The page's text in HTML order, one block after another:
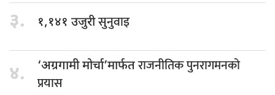
३. १,१४१ उजुरीसुनुवाइ
४. ‘अग्रगामी मोर्चा’मार्फतराजनीतिक पुनरागमनको
प्रयास